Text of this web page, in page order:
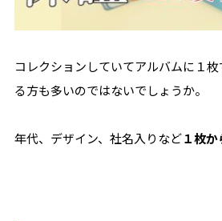
コレクションしていてアルバムに１
る方も多いのではないでしょうか。
年代、デザイン、社名入りなど１枚か